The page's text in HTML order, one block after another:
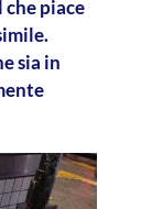
piace
sia in